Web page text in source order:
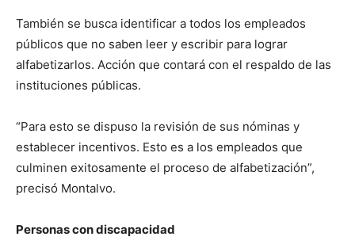
También se busca identificar a todos los empleados
públicos que no saben leer y escribir para lograr
alfabetizarlos. Acción que contará con el respaldo de las
instituciones públicas.
“Para esto se dispuso la revisión de sus nóminas y
establecer incentivos. Esto es a los empleados que
culminen exitosamente el proceso de alfabetización”,
precisó Montalvo.
Personas con discapacidad